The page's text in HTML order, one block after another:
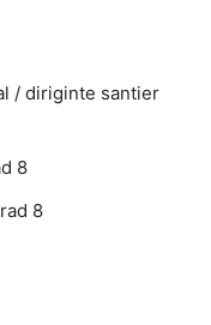
/ diriginte santier
8
8